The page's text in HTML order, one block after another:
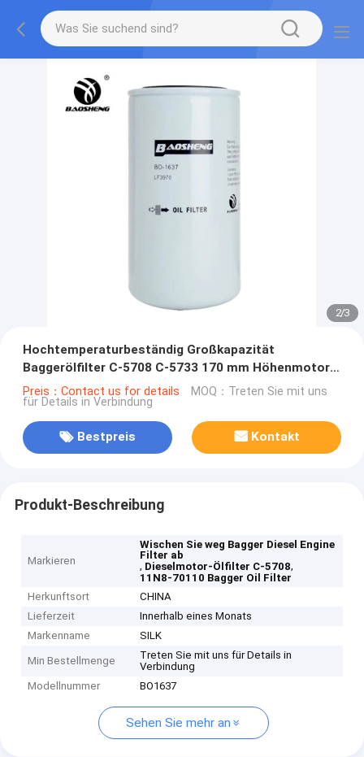
2/3
Hochtemperaturbeständig Großkapazität
Baggerölfilter C-5708 C-5733 170 mm Höhenmotor
Schutz
Preis：Contact us for details MOQ：Treten Sie mit uns
für Details in Verbindung
Bestpreis Kontakt
Produkt-Beschreibung
Markieren
Wischen Sie weg Bagger Diesel Engine
Filter ab
, Dieselmotor-Ölfilter C-5708,
11N8-70110 Bagger Oil Filter
Herkunftsort
CHINA
Lieferzeit
Innerhalb eines Monats
Markenname
SILK
Min Bestellmenge
Treten Sie mit uns für Details in
Verbindung
Modellnummer
BO1637
Sehen Sie mehr an